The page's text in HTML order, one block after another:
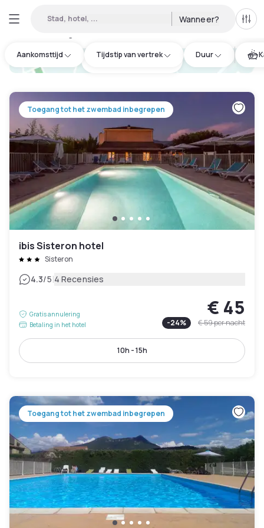
Stad, hotel, ... Wanneer?
Aankomsttijd Tijdstip van vertrek Duur
hotel.cta.view_map
Toegang tot het zwembad inbegrepen
ibis Sisteron hotel
Sisteron
4.3/5|4 Recensies
Gratis annulering
Betaling in het hotel
€ 45
-24% € 59per nacht
10h - 15h
Toegang tot het zwembad inbegrepen